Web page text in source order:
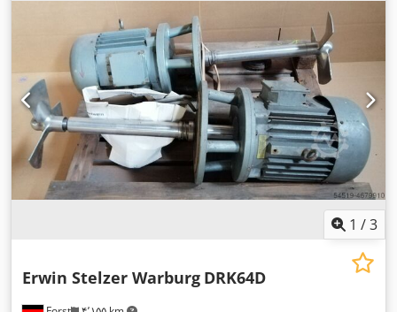
1 /3
Erwin Stelzer Warburg DRK64D